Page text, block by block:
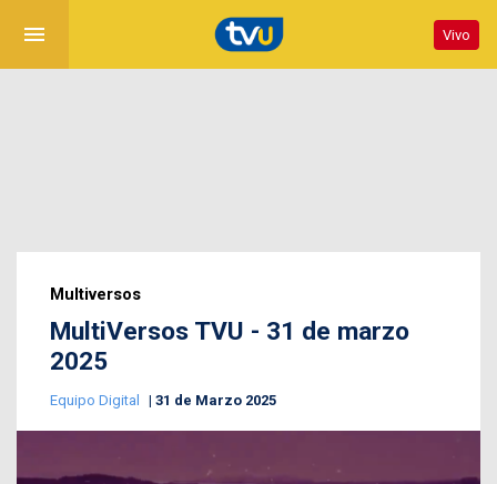
menu Vivo
Multiversos
MultiVersos TVU - 31 de marzo
2025
Equipo Digital 31 de Marzo 2025